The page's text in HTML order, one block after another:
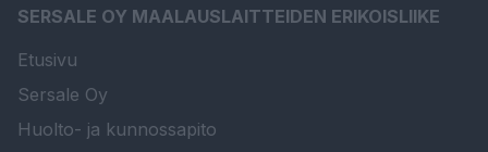
SERSALE OY MAALAUSLAITTEIDEN ERIKOISLIIKE
Etusivu
Sersale Oy
Huolto- ja kunnossapito